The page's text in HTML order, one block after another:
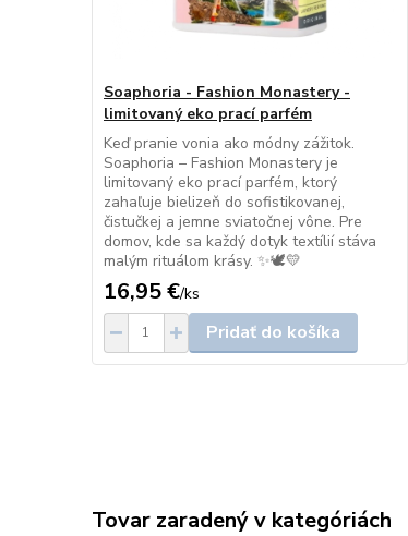
Soaphoria - Fashion Monastery -
limitovaný eko prací parfém
Keď pranie vonia ako módny zážitok.
Soaphoria – Fashion Monastery je
limitovaný eko prací parfém, ktorý
zahaľuje bielizeň do sofistikovanej,
čistučkej a jemne sviatočnej vône. Pre
domov, kde sa každý dotyk textílií stáva
malým rituálom krásy. ✨🕊️💛
16,95 €/ks
Pridať do košíka
Tovar zaradený v kategóriách